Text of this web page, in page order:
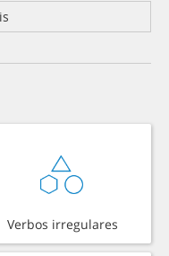
Verbos irregulares